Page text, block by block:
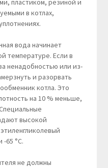
пластиком, резиной и
в котлах,
вода начинает
температуре. Если в
ненадобностью или из-
и разорвать
котла. Это
на 10 % меньше,
высокой
65 °C.
не должны